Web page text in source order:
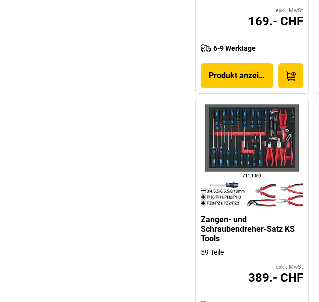
exkl. MwSt
169.- CHF
6-9 Werktage
Produkt anzeigen
Zangen- und
Schraubendreher-Satz KS
Tools
59 Teile
exkl. MwSt
389.- CHF